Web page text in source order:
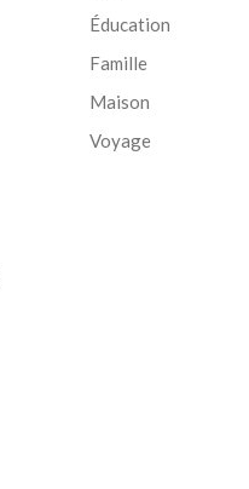
Éducation
Famille
Maison
Voyage